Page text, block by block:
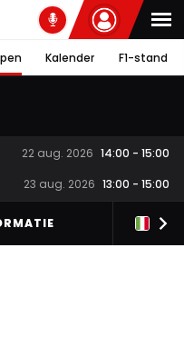
Kalender F1-stand
22 aug. 2026 14:00 - 15:00
23 aug. 2026 13:00 - 15:00